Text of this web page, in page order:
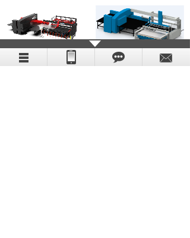
数冲自动上下料设备 G型数冲上下料设备